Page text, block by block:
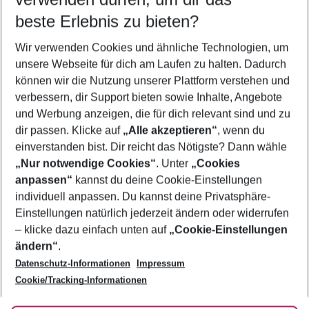
5-8 Nächte
2 Erwachsene Keine Kinder
Mehr Filter anzeigen
Footer
Footer navigation
Über uns
AGB
Bestpreisgarantie
Cookie-Einstellungen ändern
Cookie-Richtlinie
Agenturbetreuung
Barrierefreies Reisen
Folge uns
beste Erlebnis zu bieten?
Wir verwenden Cookies und ähnliche Technologien, um
unsere Webseite für dich am Laufen zu halten. Dadurch
können wir die Nutzung unserer Plattform verstehen und
verbessern, dir Support bieten sowie Inhalte, Angebote
und Werbung anzeigen, die für dich relevant sind und zu
dir passen. Klicke auf „Alle akzeptieren“, wenn du
einverstanden bist. Dir reicht das Nötigste? Dann wähle
„Nur notwendige Cookies“. Unter „Cookies
anpassen“ kannst du deine Cookie-Einstellungen
individuell anpassen. Du kannst deine Privatsphäre-
Einstellungen natürlich jederzeit ändern oder widerrufen
– klicke dazu einfach unten auf „Cookie-Einstellungen
ändern“.
Datenschutz-Informationen
Impressum
Cookie/Tracking-Informationen